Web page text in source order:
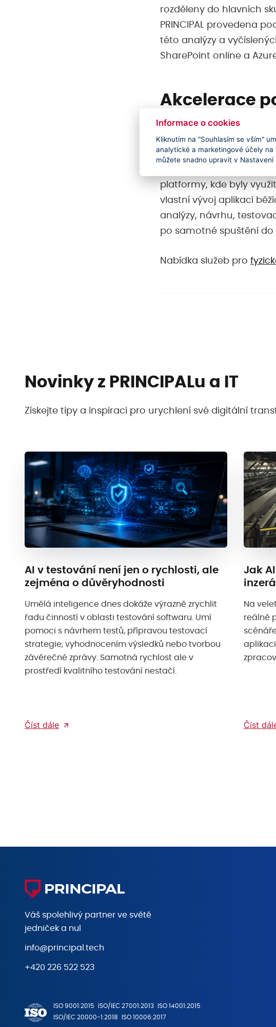
rozděleny do hlavních
PRINCIPAL provedena
této analýzy a
SharePoint online a
Akcelerace
řešení
Původním cílem a
platformy, kde byly
vlastní vývoj aplikací
analýzy, návrhu,
po samotné spuštění do
Nabídka služeb pro
Novinky z PRINCIPALu a IT
Získejte tipy a inspiraci pro urychlení své digitální
AI v testování není jen o rychlosti, ale
zejména o důvěryhodnosti
Umělá inteligence dnes dokáže výrazně zrychlit
řadu činností v oblasti testování softwaru. Umí
pomoci s návrhem testů, přípravou testovací
strategie, vyhodnocením výsledků nebo tvorbou
závěrečné zprávy. Samotná rychlost ale v
prostředí kvalitního testování nestačí.
Číst dále
Jak
Na
reálně
aplikaci
Číst
Váš spolehlivý partner ve světě
jedniček a nul
info@principal.tech
+420 226 522 523
ISO 9001:2015 ISO/IEC 27001:2013
ISO 14001:2015
ISO/IEC 20000-1:2018
ISO 10006:2017
Informace o cookies
Kliknutím na "Souhlasím se vším"
analytické a marketingové účely
můžete snadno upravit v Nastavení